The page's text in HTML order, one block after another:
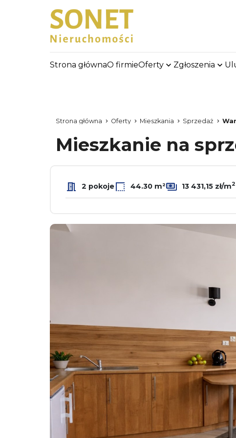
Strona głównaO firmieOferty Zgłoszenia
Strona główna Oferty Mieszkania Sprzedaż
Mieszkanie na
2 pokoje 44.30 m² 13 431,15 zł/m2